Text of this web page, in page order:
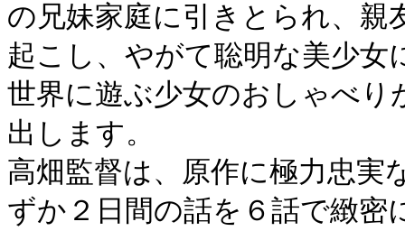
の兄妹家庭に引きとられ、親
起こし、やがて聡明な美少
世界に遊ぶ少女のおしゃべ
出します。
高畑監督は、原作に極力忠実
ずか２日間の話を６話で緻密